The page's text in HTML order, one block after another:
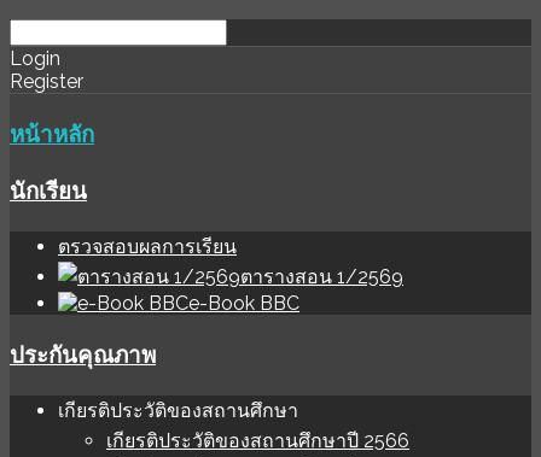
download
software
ihale
sınır
Login
Register
หน้าหลัก
นักเรียน
ตรวจสอบผลการเรียน
ตารางสอน 1/2569
e-Book BBC
ประกันคุณภาพ
เกียรติประวัติของสถานศึกษา
เกียรติประวัติของสถานศึกษาปี 2566